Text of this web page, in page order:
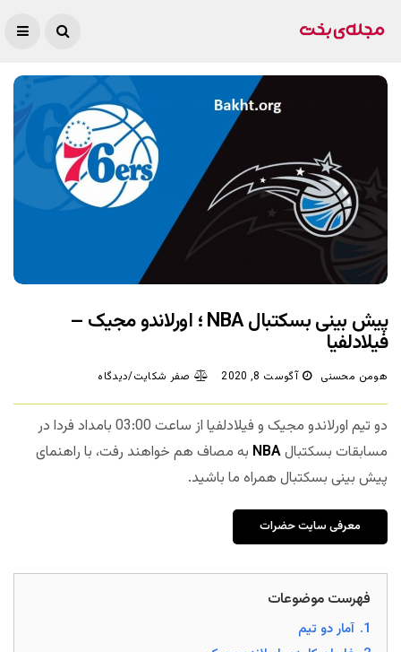
پیش بینی بسکتبال NBA ؛ اورلاندو مجیک –
فیلادلفیا
هومن محسنی آگوست 8, 2020 صفر شکایت/دیدگاه
دو تیم اورلاندو مجیک و فیلادلفیا از ساعت 03:00 بامداد فردا در
مسابقات بسکتبالNBA به مصاف هم خواهند رفت، با راهنمای
پیش بینی بسکتبال همراه ما باشید.
معرفی سایت حضرات
فهرست موضوعات
1. آمار دو تیم